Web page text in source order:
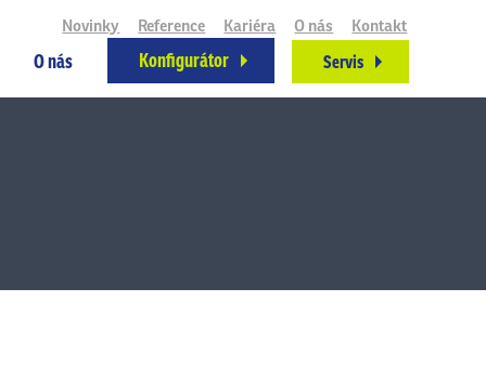
O nás Konfigurátor Servis
Novinky Reference Kariéra O nás Kontakt